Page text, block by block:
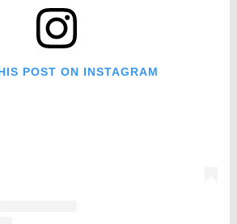
POST ON INSTAGRAM